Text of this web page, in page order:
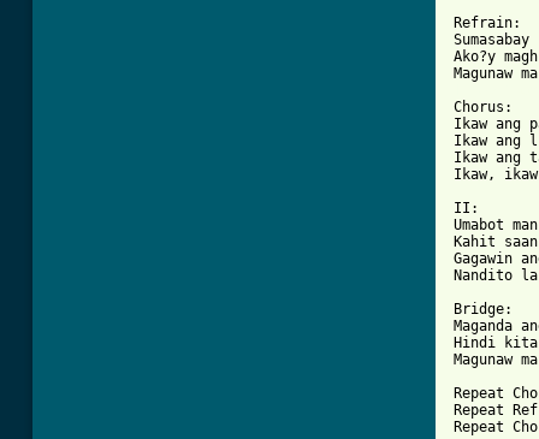
Refrain:
Ako?y
Chorus:
Ikaw ang
Ikaw ang
Ikaw ang
Ikaw,
II:
Umabot
Kahit
Gagawin
Nandito
Bridge:
Maganda
Hindi kita
Magunaw
Repeat
Repeat